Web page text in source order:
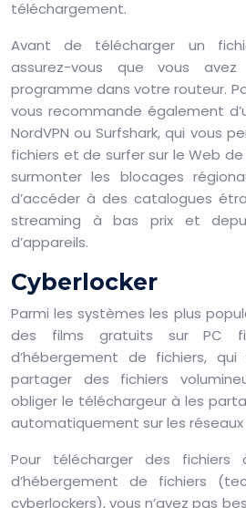
téléchargement.
Avant de télécharger un
assurez-vous que vous
programme dans votre routeur.
vous recommande également
NordVPN ou Surfshark, qui vous
fichiers et de surfer sur le Web
surmonter les blocages
d’accéder à des catalogues
streaming à bas prix et
d’appareils.
Cyberlocker
Parmi les systèmes les plus
des films gratuits sur PC
d’hébergement de fichiers,
partager des fichiers
obliger le téléchargeur à les
automatiquement sur les réseaux
Pour télécharger des
d’hébergement de fichiers
cyberlockers), vous n’avez pas